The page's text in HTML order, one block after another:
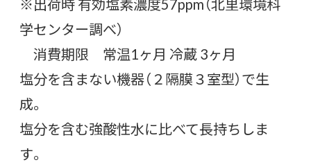
学センター調べ）
消費期限 常温1ヶ月 冷蔵 3ヶ月
塩分を含まない機器（２隔膜３室型）で生
成。
塩分を含む強酸性水に比べて長持ちしま
す。